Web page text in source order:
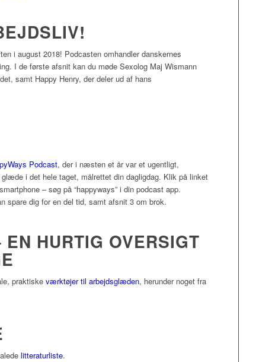
i august 2018! Podcasten omhandler danskernes
I de første afsnit kan du møde Sexolog Maj Wismann
samt Happy Henry, der deler ud af hans
Podcast, der i næsten et år var et ugentligt,
i det hele taget, målrettet din dagligdag. Klik på linket
– søg på “happyways” i din podcast app.
spare dig for en del tid, samt afsnit 3 om brok.
HURTIG OVERSIGT
praktiske værktøjer til arbejdsglæden, herunder noget fra
litteraturliste.